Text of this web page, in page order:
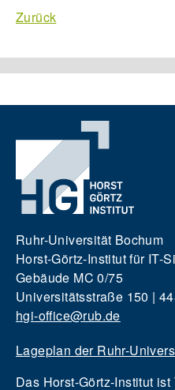
Zurück
Ruhr-Universität Bochum
Horst-Görtz-Institut für IT-
Gebäude MC 0/75
Universitätsstraße 150 |
hgi-office@rub.de
Lageplan der Ruhr-
Das Horst-Görtz-Institut ist